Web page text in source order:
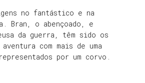
no fantástico e na
Bran, o abençoado, e
da guerra, têm sido os
com mais de uma
por um corvo.